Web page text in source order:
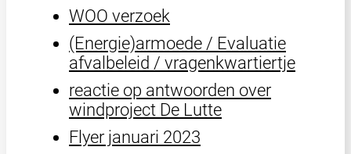
WOO verzoek
(Energie)armoede / Evaluatie
afvalbeleid / vragenkwartiertje
reactie op antwoorden over
windproject De Lutte
Flyer januari 2023